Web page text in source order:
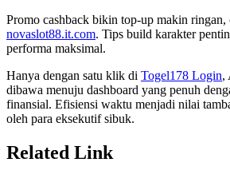
Promo cashback bikin top-up makin ringan,
novaslot88.it.com. Tips build karakter
performa maksimal.
Hanya dengan satu klik di Togel178 Login,
dibawa menuju dashboard yang penuh
finansial. Efisiensi waktu menjadi nilai
oleh para eksekutif sibuk.
Related Link